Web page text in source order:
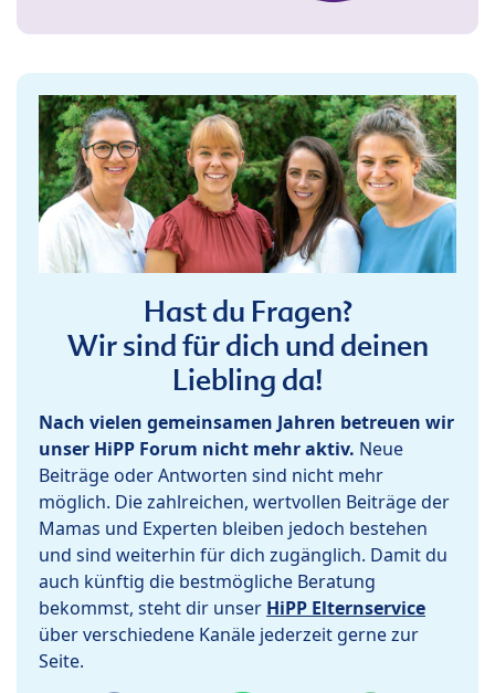
Hast du Fragen?
Wir sind für dich und deinen
Liebling da!
Nach vielen gemeinsamen Jahren betreuen wir
unser HiPP Forum nicht mehr aktiv. Neue
Beiträge oder Antworten sind nicht mehr
möglich. Die zahlreichen, wertvollen Beiträge der
Mamas und Experten bleiben jedoch bestehen
und sind weiterhin für dich zugänglich. Damit du
auch künftig die bestmögliche Beratung
bekommst, steht dir unser HiPP Elternservice
über verschiedene Kanäle jederzeit gerne zur
Seite.